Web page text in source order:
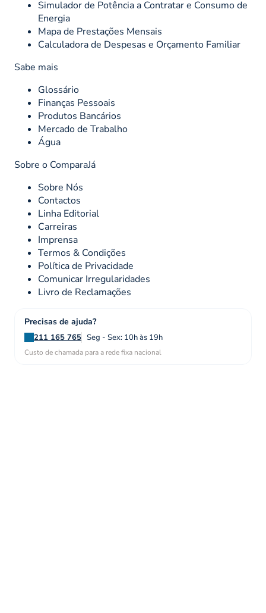
Simulador de Potência a Contratar e Consumo de
Energia
Mapa de Prestações Mensais
Calculadora de Despesas e Orçamento Familiar
Sabe mais
Glossário
Finanças Pessoais
Produtos Bancários
Mercado de Trabalho
Água
Sobre o ComparaJá
Sobre Nós
Contactos
Linha Editorial
Carreiras
Imprensa
Termos & Condições
Política de Privacidade
Comunicar Irregularidades
Livro de Reclamações
Precisas de ajuda?
211 165 765 Seg - Sex: 10h às 19h
Custo de chamada para a rede fixa nacional